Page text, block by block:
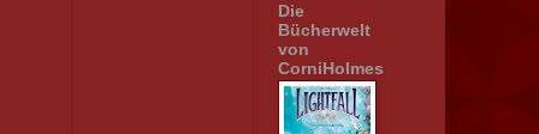
Die
Bücherwelt
von
CorniHolmes